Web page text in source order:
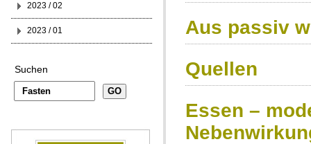
Aus passiv
Quellen
Essen –
2023 / 02
2023 / 01
Suchen